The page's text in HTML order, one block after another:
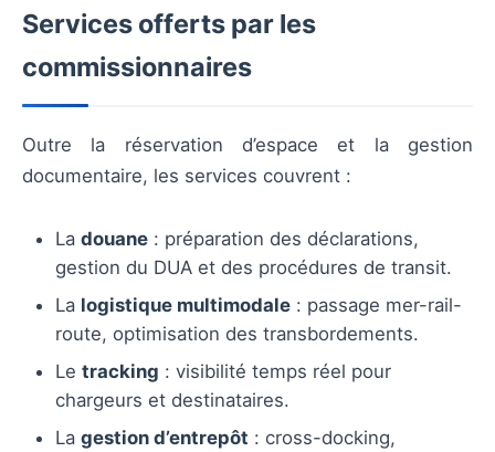
Services offerts par les
commissionnaires
Outre la réservation d’espace et la gestion
documentaire, les services couvrent :
La douane : préparation des déclarations,
gestion du DUA et des procédures de transit.
La logistique multimodale : passage mer-rail-
route, optimisation des transbordements.
Le tracking : visibilité temps réel pour
chargeurs et destinataires.
La gestion d’entrepôt : cross-docking,